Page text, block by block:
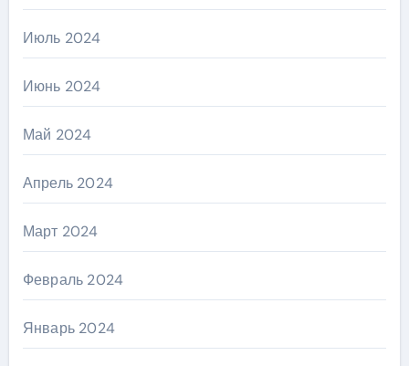
Июль 2024
Июнь 2024
Май 2024
Апрель 2024
Март 2024
Февраль 2024
Январь 2024